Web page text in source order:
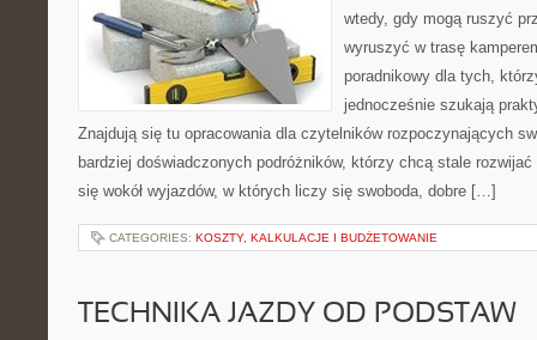
wtedy, gdy mogą ruszyć
wyruszyć w trasę
poradnikowy dla tych,
jednocześnie szukają
Znajdują się tu opracowania dla czytelników rozpoczynających
bardziej doświadczonych podróżników, którzy chcą stale
się wokół wyjazdów, w których liczy się swoboda, dobre […]
CATEGORIES: KOSZTY, KALKULACJE I BUDŻETOWANIE
TECHNIKA JAZDY OD PODSTAW